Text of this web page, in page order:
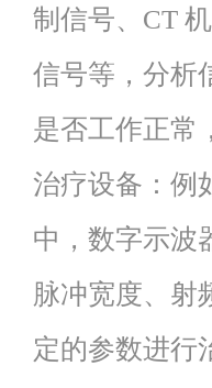
制信号、CT
信号等，分析
是否工作正
治疗设备：例
中，数字示波
脉冲宽度、射
定的参数进行